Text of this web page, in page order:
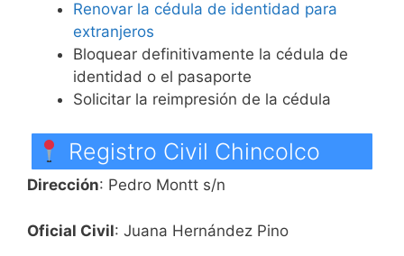
Renovar la cédula de identidad para
extranjeros
Bloquear definitivamente la cédula de
identidad o el pasaporte
Solicitar la reimpresión de la cédula
Registro Civil Chincolco
Dirección: Pedro Montt s/n
Oficial Civil: Juana Hernández Pino